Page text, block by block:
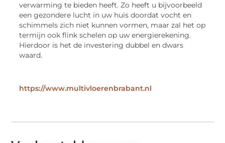
verwarming te bieden heeft. Zo heeft u bijvoorbeeld
een gezondere lucht in uw huis doordat vocht en
schimmels zich niet kunnen vormen, maar zal het op
termijn ook flink schelen op uw energierekening.
Hierdoor is het de investering dubbel en dwars
waard.
https://www.multivloerenbrabant.nl